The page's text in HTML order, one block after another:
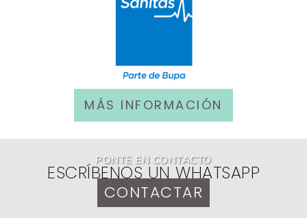
MÁS INFORMACIÓN
PONTE EN CONTACTO
ESCRÍBENOS UN WHATSAPP
CONTACTAR